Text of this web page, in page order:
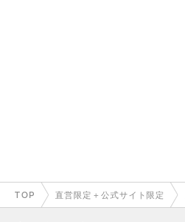
TOP 直営限定＋公式サイト限定